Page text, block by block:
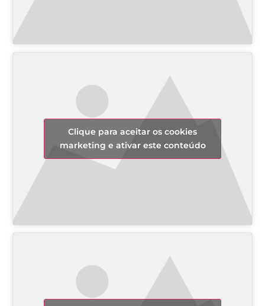
Clique para aceitar os cookies
marketing e ativar este conteúdo